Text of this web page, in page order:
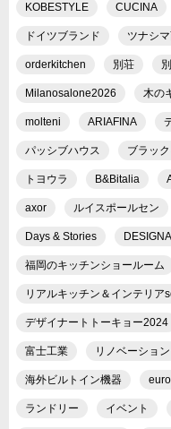
KOBESTYLE CUCINA
ドイツブランド ツナシ
orderkitchen 別荘
Milanosalone2026 木の
molteni ARIAFINA
パッシブハウス ブラッ
トヨウラ B&Bitalia
axor ルイスポールセン
Days & Stories
福岡のキッチンショールーム
リアルキッチン＆インテリア
デザイナートトーキョー2024
富士工業 リノベーション
海外ビルトイン機器
ランドリー イベント